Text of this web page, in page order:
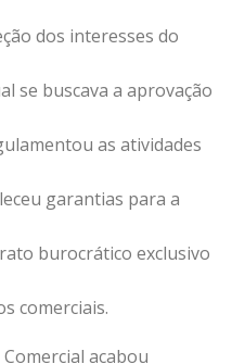
dos interesses do
se buscava a aprovação
as atividades
garantias para a
burocrático exclusivo
comerciais.
acabou